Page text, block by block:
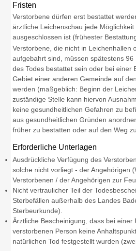
Fristen
Verstorbene dürfen erst bestattet
ärztliche Leichenschau jede
ausgeschlossen ist (frühester
Verstorbene, die nicht in Leichenhallen
aufgebahrt sind, müssen spätestens
des Todes bestattet sein oder bei einer
Gebiet einer anderen Gemeinde auf
werden (maßgeblich: Beginn der
zuständige Stelle kann hiervon
keine gesundheitlichen Gefahren zu
aus gesundheitlichen Gründen
früher zu bestatten oder auf den Weg
Erforderliche Unterlagen
Ausdrückliche Verfügung des
solche nicht vorliegt - der Angehörigen
Verstorbenen / der Angehörigen zur
Nicht vertraulicher Teil der
Sterbefällen außerhalb des Landes
Sterbeurkunde).
Ärztliche Bescheinigung, dass bei einer
verstorbenen Person keine
natürlichen Tod festgestellt wurden